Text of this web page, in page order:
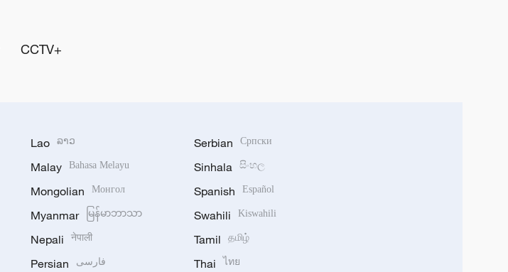
CCTV+
Lao ລາວ
Malay Bahasa Melayu
Mongolian Монгол
Myanmar မြန်မာဘာသာ
Nepali नेपाली
Persian فارسی
Serbian Српски
Sinhala සිංහල
Spanish Español
Swahili Kiswahili
Tamil தமிழ்
Thai ไทย